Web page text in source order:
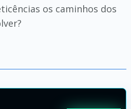
os caminhos dos